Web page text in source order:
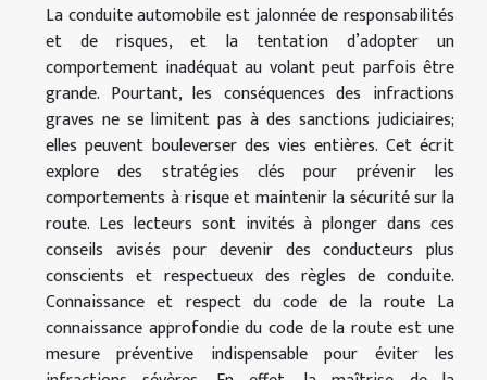
La conduite automobile est jalonnée de responsabilités
et de risques, et la tentation d’adopter un
comportement inadéquat au volant peut parfois être
grande. Pourtant, les conséquences des infractions
graves ne se limitent pas à des sanctions judiciaires;
elles peuvent bouleverser des vies entières. Cet écrit
explore des stratégies clés pour prévenir les
comportements à risque et maintenir la sécurité sur la
route. Les lecteurs sont invités à plonger dans ces
conseils avisés pour devenir des conducteurs plus
conscients et respectueux des règles de conduite.
Connaissance et respect du code de la route La
connaissance approfondie du code de la route est une
mesure préventive indispensable pour éviter les